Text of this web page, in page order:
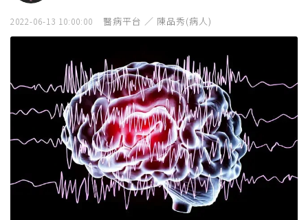
2022-06-13 10:00:00 醫病平台 ／ 陳品秀(病人)